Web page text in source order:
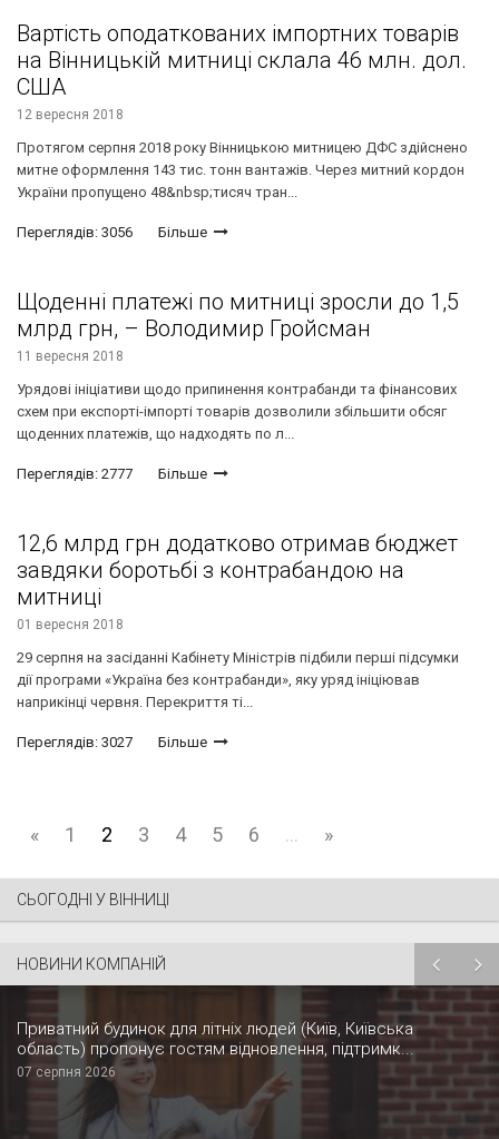
Вартість оподаткованих імпортних товарів
на Вінницькій митниці склала 46 млн. дол.
США
12 вересня 2018
Протягом серпня 2018 року Вінницькою митницею ДФС здійснено
митне оформлення 143 тис. тонн вантажів. Через митний кордон
України пропущено 48&nbsp;тисяч тран...
Переглядів: 3056 Більше
Щоденні платежі по митниці зросли до 1,5
млрд грн, – Володимир Гройсман
11 вересня 2018
Урядові ініціативи щодо припинення контрабанди та фінансових
схем при експорті-імпорті товарів дозволили збільшити обсяг
щоденних платежів, що надходять по л...
Переглядів: 2777 Більше
12,6 млрд грн додатково отримав бюджет
завдяки боротьбі з контрабандою на
митниці
01 вересня 2018
29 серпня на засіданні Кабінету Міністрів підбили перші підсумки
дії програми «Україна без контрабанди», яку уряд ініціював
наприкінці червня. Перекриття ті...
Переглядів: 3027 Більше
« 1 2 3 4 5 6 ... »
СЬОГОДНІ У ВІННИЦІ
НОВИНИ КОМПАНІЙ
Приватний будинок для літніх людей (Київ, Київська
область) пропонує гостям відновлення, підтримк...
07 серпня 2026